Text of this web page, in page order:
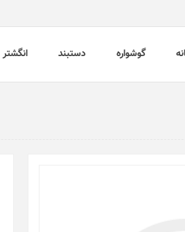
گوشواره دستبند انگشتر